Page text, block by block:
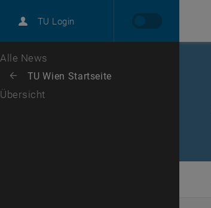
TU Login
Karriere
Zur 1. Menü Ebene
Alle News
Zurück: Subseiten von TU Wien Startseite auflisten
Zurück zur letzten Ebene:
TU Wien Startseite
Übersicht